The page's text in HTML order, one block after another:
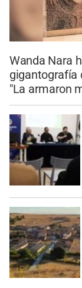
Wanda Nara
gigantografía
"La armaron